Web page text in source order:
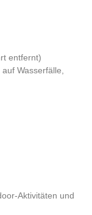
entfernt)
Wasserfälle,
Aktivitäten und